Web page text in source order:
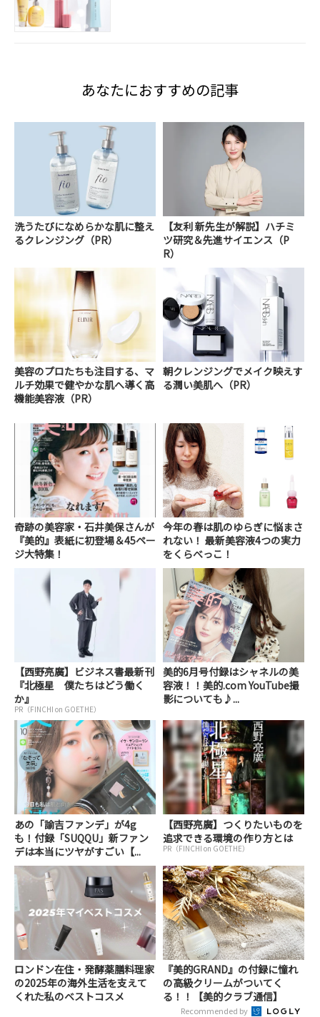
あなたにおすすめの記事
洗うたびになめらかな肌に整え
るクレンジング（PR）
【友利 新先生が解説】ハチミ
ツ研究＆先進サイエンス（P
R）
美容のプロたちも注目する、マ
ルチ効果で健やかな肌へ導く高
機能美容液（PR）
朝クレンジングでメイク映えす
る潤い美肌へ（PR）
奇跡の美容家・石井美保さんが
『美的』表紙に初登場＆45ペー
ジ大特集！
今年の春は肌のゆらぎに悩まさ
れない！ 最新美容液4つの実力
をくらべっこ！
【西野亮廣】ビジネス書最新刊
『北極星 僕たちはどう働く
か』
PR（FINCHI on GOETHE）
美的6月号付録はシャネルの美
容液！！美的.com YouTube撮
影についても♪...
あの「諭吉ファンデ」が4g
も！付録「SUQQU」新ファン
デは本当にツヤがすごい【...
【西野亮廣】つくりたいものを
追求できる環境の作り方とは
PR（FINCHI on GOETHE）
ロンドン在住・発酵薬膳料理家
の2025年の海外生活を支えて
くれた私のベストコスメ
『美的GRAND』の付録に憧れ
の高級クリームがついてく
る！！【美的クラブ通信】
Recommended by